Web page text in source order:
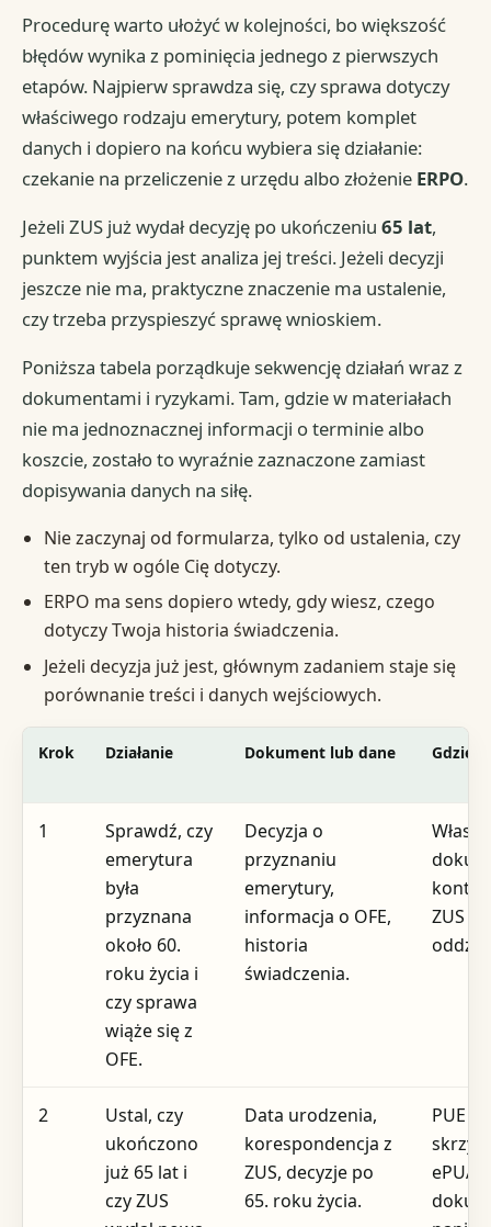
Procedurę warto ułożyć w kolejności, bo większość
błędów wynika z pominięcia jednego z pierwszych
etapów. Najpierw sprawdza się, czy sprawa dotyczy
właściwego rodzaju emerytury, potem komplet
danych i dopiero na końcu wybiera się działanie:
czekanie na przeliczenie z urzędu albo złożenie ERPO.
Jeżeli ZUS już wydał decyzję po ukończeniu65 lat,
punktem wyjścia jest analiza jej treści. Jeżeli decyzji
jeszcze nie ma, praktyczne znaczenie ma ustalenie,
czy trzeba przyspieszyć sprawę wnioskiem.
Poniższa tabela porządkuje sekwencję działań wraz z
dokumentami i ryzykami. Tam, gdzie w materiałach
nie ma jednoznacznej informacji o terminie albo
koszcie, zostało to wyraźnie zaznaczone zamiast
dopisywania danych na siłę.
Nie zaczynaj od formularza, tylko od ustalenia, czy
ten tryb w ogóle Cię dotyczy.
ERPO ma sens dopiero wtedy, gdy wiesz, czego
dotyczy Twoja historia świadczenia.
Jeżeli decyzja już jest, głównym zadaniem staje się
porównanie treści i danych wejściowych.
Krok Działanie Dokument lub dane Gdzie
1
Sprawdź, czy
emerytura
była
przyznana
około 60.
roku życia i
czy sprawa
wiąże się z
OFE.
Decyzja o
przyznaniu
emerytury,
informacja o OFE,
historia
świadczenia.
konto
ZUS
2
Ustal, czy
ukończono
już 65 lat i
czy ZUS
Data urodzenia,
korespondencja z
ZUS, decyzje po
65. roku życia.
PUE